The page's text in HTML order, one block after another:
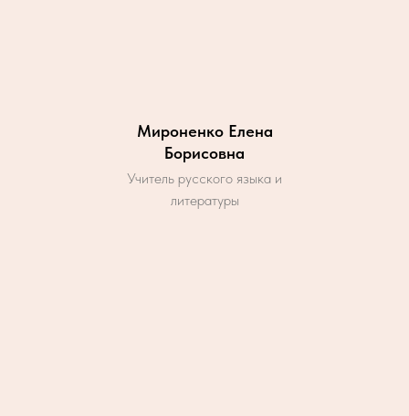
Мироненко Елена
Борисовна
Учитель русского языка и
литературы